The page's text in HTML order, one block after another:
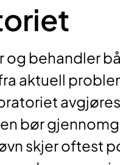
behandler
aktuell
bør
skjer oftest